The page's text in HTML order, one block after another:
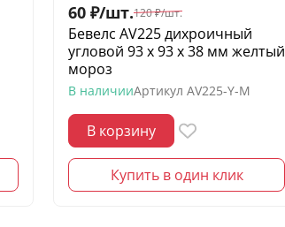
60 ₽/шт.120 ₽/шт.
Бевелс AV225 дихроичный
угловой 93 х 93 х 38 мм желтый
мороз
В наличииАртикул AV225-Y-M
В корзину
Купить в один клик